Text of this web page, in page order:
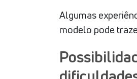
Algumas
modelo pode